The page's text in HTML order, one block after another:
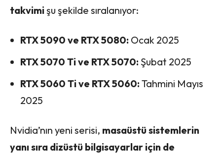
takvimişu şekilde sıralanıyor:
RTX 5090 ve RTX 5080: Ocak 2025
RTX 5070 Ti ve RTX 5070: Şubat 2025
RTX 5060 Ti ve RTX 5060: Tahmini Mayıs
2025
Nvidia’nın yeni serisi, masaüstü sistemlerin
yanı sıra dizüstü bilgisayarlar için de